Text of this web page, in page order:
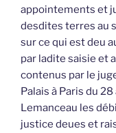
appointements et
desdites terres au
sur ce qui est deu
par ladite saisie et
contenus par le
Palais à Paris du
Lemanceau les
justice deues et